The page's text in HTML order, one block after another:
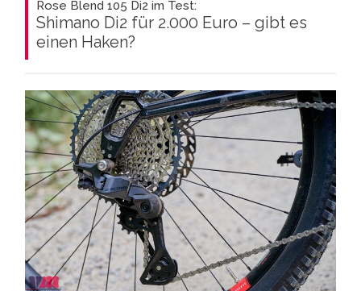
Rose Blend 105 Di2 im Test:
Shimano Di2 für 2.000 Euro – gibt es
einen Haken?